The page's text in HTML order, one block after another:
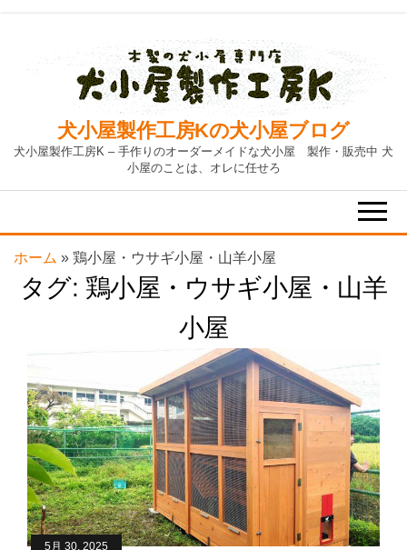
content
犬小屋製作工房Kの犬小屋ブログ
犬小屋製作工房K – 手作りのオーダーメイドな犬小屋 製作・販売中 犬
小屋のことは、オレに任せろ
ホーム » 鶏小屋・ウサギ小屋・山羊小屋
タグ: 鶏小屋・ウサギ小屋・山羊
小屋
5月 30, 2025